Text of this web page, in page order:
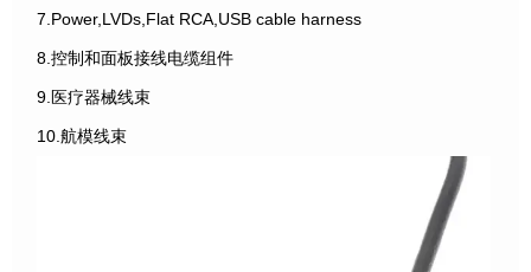
7.Power,LVDs,Flat RCA,USB cable harness
8.控制和面板接线电缆组件
9.医疗器械线束
10.航模线束